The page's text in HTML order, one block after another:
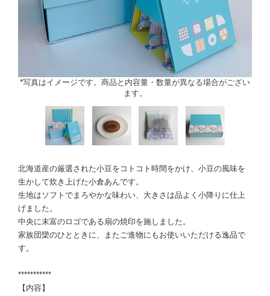
*写真はイメージです。商品と内容量・数量が異なる場合がござい
ます。
北海道産の厳選された小豆をコトコト時間をかけ、小豆の風味を
生かして炊き上げた小倉あんです。
生地はソフトでまろやかな味わい、大きさは品よく小降りに仕上
げました。
中央に末富のロゴである扇の焼印を施しました。
家族団欒のひとときに、またご進物にもお使いいただける逸品で
す。
***********
【内容】